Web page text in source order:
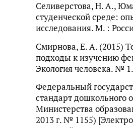
Селиверстова, Н. А.,
студенческой среде:
исследования. М. :
Смирнова, Е. А. (2015)
подходы к изучению
Экология человека. №
Федеральный
стандарт дошкольного
Министерства
2013 г. № 1155)